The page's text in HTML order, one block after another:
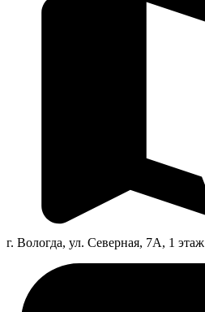
г. Вологда, ул. Северная, 7А, 1 этаж